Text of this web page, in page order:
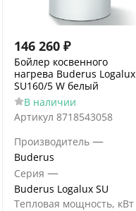
146 260 ₽
Бойлер косвенного
нагрева Buderus Logalux
SU160/5 W белый
В наличии
Артикул 8718543058
Производитель —
Buderus
Серия —
Buderus Logalux SU
Тепловая мощность, кВт